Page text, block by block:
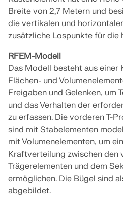
RWIND 3
Software CFD para túneis de
Mais
API Dlubal
A sua porta de entrada para
automação
OBTER SUPORTE
durante os seus estudos.
LIGAR AO SUPORTE
engenharia e leve sua
EXPLORE VAGAS EM
Breite von 2,7 Metern und
die vertikalen und
zusätzliche Lospunkte für die
RFEM-Modell
Das Modell besteht aus
Flächen- und
Freigaben und Gelenken, um
und das Verhalten der
zu erfassen. Die vorderen T-
sind mit Stabelementen
mit Volumenelementen, um
Kraftverteilung zwischen den
Trägerelementen und dem
ermöglichen. Die Bügel sind
abgebildet.